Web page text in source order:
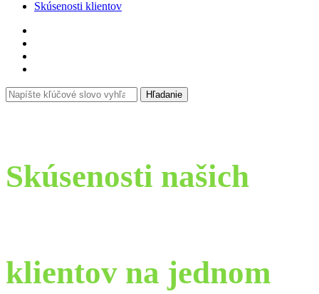
Skúsenosti klientov
Search
for:
Hľadanie
Skúsenosti našich
klientov na jednom